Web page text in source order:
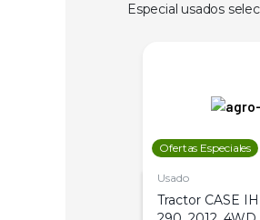
Especial usados
Ofertas Especiales
Usado
Tractor CASE